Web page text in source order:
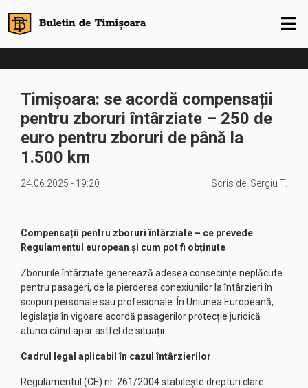
Timișoara: se acordă compensații
pentru zboruri întârziate – 250 de
euro pentru zboruri de până la
1.500 km
24.06.2025 - 19:20 Scris de: Sergiu T.
Compensații pentru zboruri întârziate – ce prevede
Regulamentul european și cum pot fi obținute
Zborurile întârziate generează adesea consecințe neplăcute
pentru pasageri, de la pierderea conexiunilor la întârzieri în
scopuri personale sau profesionale. În Uniunea Europeană,
legislația în vigoare acordă pasagerilor protecție juridică
atunci când apar astfel de situații.
Cadrul legal aplicabil în cazul întârzierilor
Regulamentul (CE) nr. 261/2004 stabilește drepturi clare